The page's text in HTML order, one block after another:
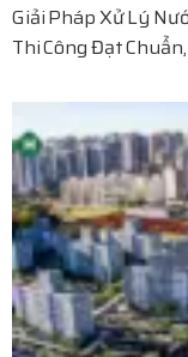
Giải Pháp Xử Lý
Thi Công Đạt